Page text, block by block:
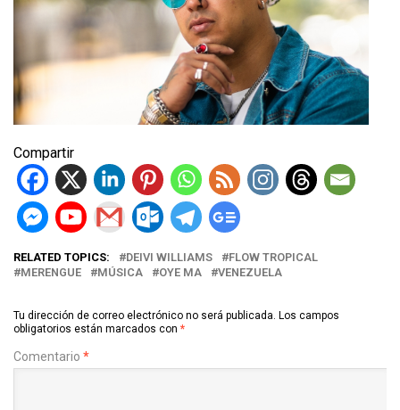
Compartir
RELATED TOPICS: DEIVI WILLIAMS
FLOW TROPICAL
MERENGUE
MÚSICA OYE MA VENEZUELA
Tu dirección de correo electrónico no será publicada. Los campos
obligatorios están marcados con *
Comentario *